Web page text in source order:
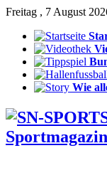
Freitag , 7 August
Wie